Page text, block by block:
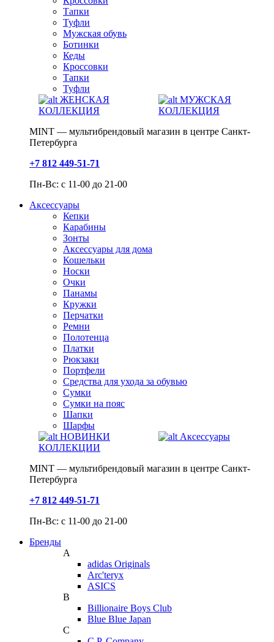
Тапки
Туфли
Мужская обувь
Ботинки
Кеды
Кроссовки
Тапки
Туфли
ЖЕНСКАЯ
КОЛЛЕКЦИЯ
МУЖСКАЯ
КОЛЛЕКЦИЯ
MINT — мультибрендовый магазин в центре Санкт-
Петербурга
+7 812 449-51-71
Пн-Вс: с 11-00 до 21-00
Аксессуары
Кепки
Карабины
Зонты
Аксессуары для дома
Кошельки
Носки
Очки
Панамы
Кружки
Перчатки
Ремни
Полотенца
Платки
Рюкзаки
Портфели
Средства для ухода за обувью
Сумки
Сумки на пояс
Шапки
Шарфы
НОВИНКИ
КОЛЛЕКЦИИ
Аксессуары
MINT — мультибрендовый магазин в центре Санкт-
Петербурга
+7 812 449-51-71
Пн-Вс: с 11-00 до 21-00
Бренды
A
adidas Originals
Arc'teryx
ASICS
B
Billionaire Boys Club
Blue Blue Japan
C